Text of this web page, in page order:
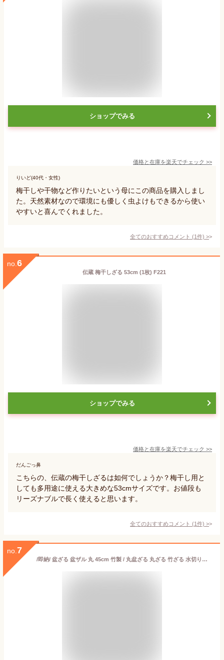
ショップでみる
価格と在庫を楽天でチェック >>
りいど(40代・女性)
梅干しや干物など作りたいという母にこの商品を購入しまし
た。天然素材なので環境にも優しく虫よけもできるから使い
やすいと喜んでくれました。
全てのおすすめコメント (1件) >
no. 6
伝蔵 梅干しざる 53cm (1枚) F221
ショップでみる
価格と在庫を楽天でチェック >>
だんごっ鼻
こちらの、伝蔵の梅干しざるは如何でしょうか？梅干し用と
しても多用途に使える大きめな53cmサイズです。お値段も
リーズナブルで長く使えると思います。
全てのおすすめコメント (1件) >
no. 7
/即納/ 盆ざる 盆ザル 丸 45cm 竹製 / 丸盆ざる 丸ざる 竹ざる 水切りザル 盆ざる /《大渕盆ザル 50-445》